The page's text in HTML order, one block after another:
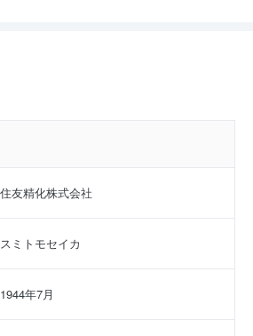
住友精化株式会社
スミトモセイカ
1944年7月